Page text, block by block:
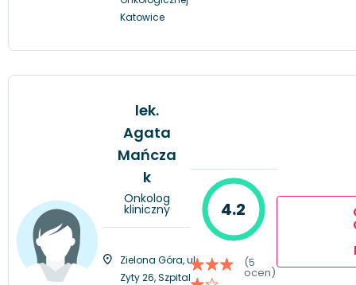
Katowice
lek.
Agata
Mańcza
k
Onkolog
kliniczny
Zielona Góra, ul.
Zyty 26, Szpital
4.2
(5
ocen)